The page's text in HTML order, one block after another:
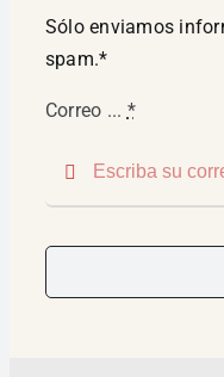
Sólo enviamos
spam.*
Correo ... *